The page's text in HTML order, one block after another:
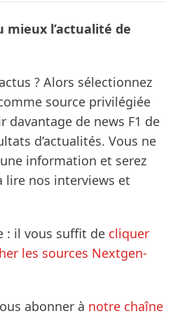
mieux l’actualité de
? Alors sélectionnez
source privilégiée
davantage de news F1 de
d’actualités. Vous ne
information et serez
lire nos interviews et
: il vous suffit de cliquer
les sources Nextgen-
abonner à notre chaîne